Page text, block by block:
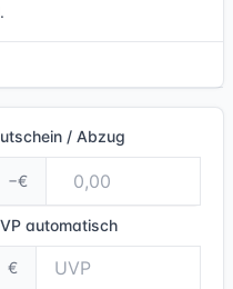
/ Abzug
−€
automatisch
€